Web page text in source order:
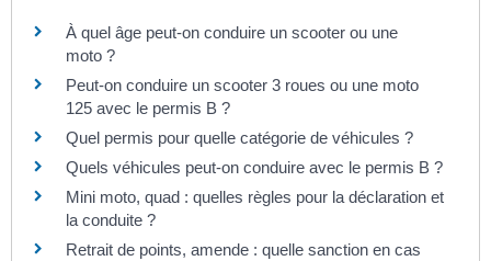
À quel âge peut-on conduire un scooter ou une
moto ?
Peut-on conduire un scooter 3 roues ou une moto
125 avec le permis B ?
Quel permis pour quelle catégorie de véhicules ?
Quels véhicules peut-on conduire avec le permis B ?
Mini moto, quad : quelles règles pour la déclaration et
la conduite ?
Retrait de points, amende : quelle sanction en cas